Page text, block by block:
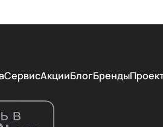
СервисАкцииБлогБренды